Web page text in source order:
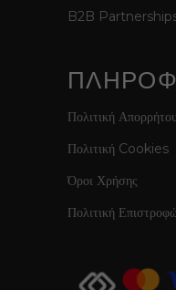
B2B
Πολιτική Απορρήτου
Πολιτική Cookies
Όροι Χρήσης
Πολιτική